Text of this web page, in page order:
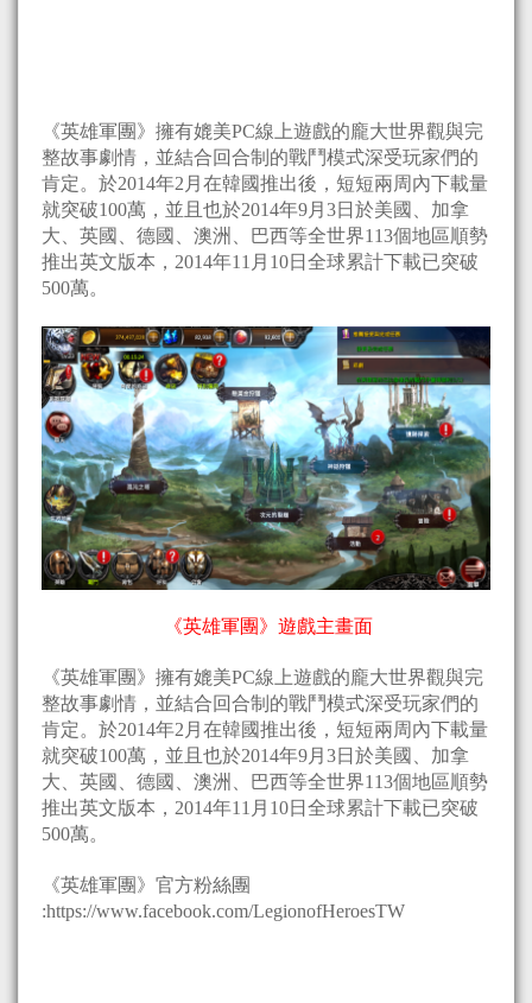
《英雄軍團》擁有媲美PC線上遊戲的龐大世界觀與完
整故事劇情，並結合回合制的戰鬥模式深受玩家們的
肯定。於2014年2月在韓國推出後，短短兩周內下載量
就突破100萬，並且也於2014年9月3日於美國、加拿
大、英國、德國、澳洲、巴西等全世界113個地區順勢
推出英文版本，2014年11月10日全球累計下載已突破
500萬。
《英雄軍團》遊戲主畫面
《英雄軍團》擁有媲美PC線上遊戲的龐大世界觀與完
整故事劇情，並結合回合制的戰鬥模式深受玩家們的
肯定。於2014年2月在韓國推出後，短短兩周內下載量
就突破100萬，並且也於2014年9月3日於美國、加拿
大、英國、德國、澳洲、巴西等全世界113個地區順勢
推出英文版本，2014年11月10日全球累計下載已突破
500萬。
《英雄軍團》官方粉絲團
:https://www.facebook.com/LegionofHeroesTW